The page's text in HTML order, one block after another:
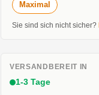
Maximal
Sie sind sich nicht sicher?
VERSANDBEREIT IN
1-3 Tage